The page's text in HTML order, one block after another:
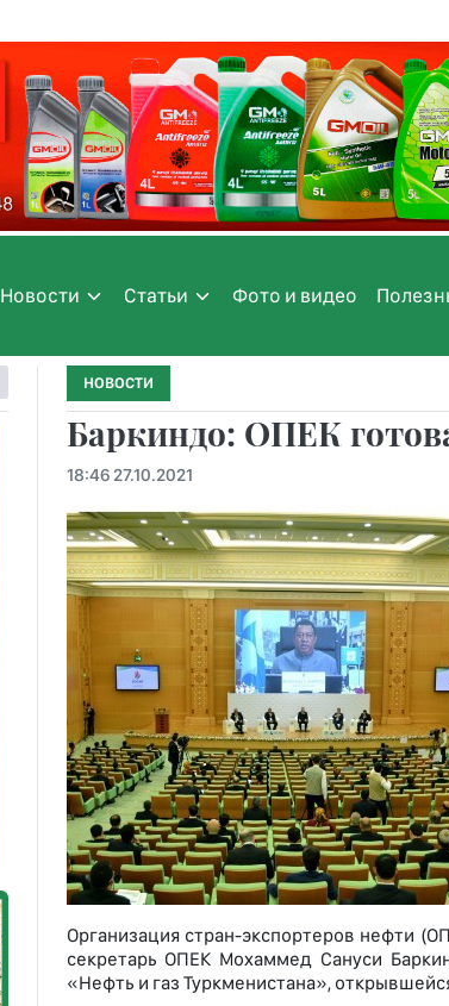
Новости Статьи Фото и видео
НОВОСТИ
Баркиндо: ОПЕК
18:46 27.10.2021
Организация стран-экспортеров нефти
секретарь ОПЕК Мохаммед Сануси
«Нефть и газ Туркменистана»,